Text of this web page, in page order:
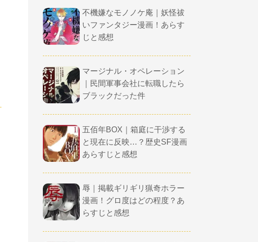
不機嫌なモノノケ庵｜妖怪祓
いファンタジー漫画！あらす
じと感想
マージナル・オペレーション
｜民間軍事会社に転職したら
ブラックだった件
五佰年BOX｜箱庭に干渉する
と現在に反映…？歴史SF漫画
あらすじと感想
辱｜掲載ギリギリ猟奇ホラー
漫画！グロ度はどの程度？あ
らすじと感想